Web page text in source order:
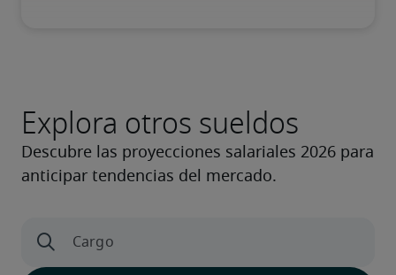
Explora otros sueldos